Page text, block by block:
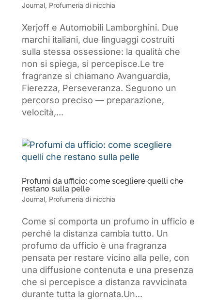
Journal, Profumeria di nicchia
Xerjoff e Automobili Lamborghini. Due
marchi italiani, due linguaggi costruiti
sulla stessa ossessione: la qualità che
non si spiega, si percepisce.Le tre
fragranze si chiamano Avanguardia,
Fierezza, Perseveranza. Seguono un
percorso preciso — preparazione,
velocità,...
Profumi da ufficio: come scegliere quelli che
restano sulla pelle
Journal, Profumeria di nicchia
Come si comporta un profumo in ufficio e
perché la distanza cambia tutto. Un
profumo da ufficio è una fragranza
pensata per restare vicino alla pelle, con
una diffusione contenuta e una presenza
che si percepisce a distanza ravvicinata
durante tutta la giornata.Un...